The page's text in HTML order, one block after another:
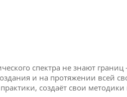
спектра не знают
и на протяжении всей
создаёт свои